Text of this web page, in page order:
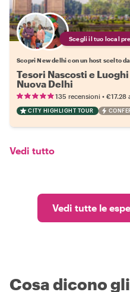
Scegli il tuo local
Scopri New delhi con un host scelto
Tesori Nascosti e
Nuova Delhi
135 recensioni • €17.28
CITY HIGHLIGHT TOUR
Vedi tutto
Vedi tutte le
Cosa dicono